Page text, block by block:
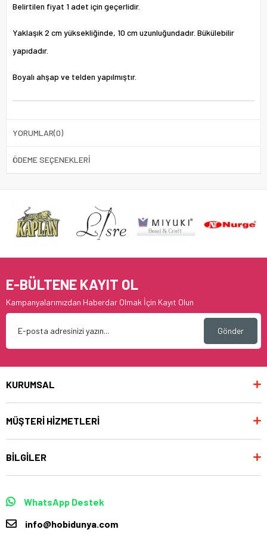
Belirtilen fiyat 1 adet için geçerlidir.
Yaklaşık 2 cm yüksekliğinde, 10 cm uzunluğundadır. Bükülebilir
yapıdadır.
Boyalı ahşap ve telden yapılmıştır.
YORUMLAR(0)
ÖDEME SEÇENEKLERI
E-BÜLTENE KAYIT OL
Kampanyalarımızdan Haberdar Olmak İçin Kayıt Olun
Gönder
KURUMSAL
MÜŞTERİ HİZMETLERİ
BİLGİLER
WhatsApp Destek
info@hobidunya.com